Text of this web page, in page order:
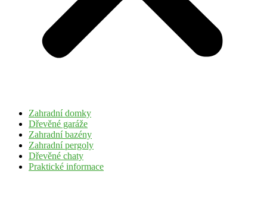
Zahradní domky
Dřevěné garáže
Zahradní bazény
Zahradní pergoly
Dřevěné chaty
Praktické informace